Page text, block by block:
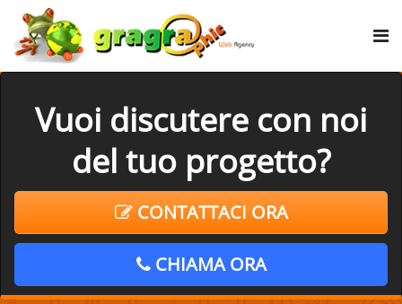
Vuoi discutere con noi
del tuo progetto?
CONTATTACI ORA
CHIAMA ORA